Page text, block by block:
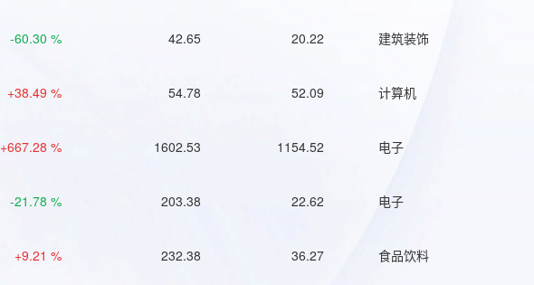
-60.30 % 42.65 20.22 建筑装饰
+38.49 % 54.78 52.09 计算机
+667.28 % 1602.53 1154.52 电子
-21.78 % 203.38 22.62 电子
+9.21 % 232.38 36.27 食品饮料